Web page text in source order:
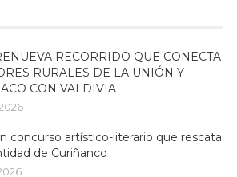
RECORRIDO QUE CONECTA
RURALES DE LA UNIÓN Y
CON VALDIVIA
concurso artístico-literario que rescata
de Curiñanco